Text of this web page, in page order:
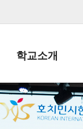
학교소개
학교장인사말
학생회장인사말